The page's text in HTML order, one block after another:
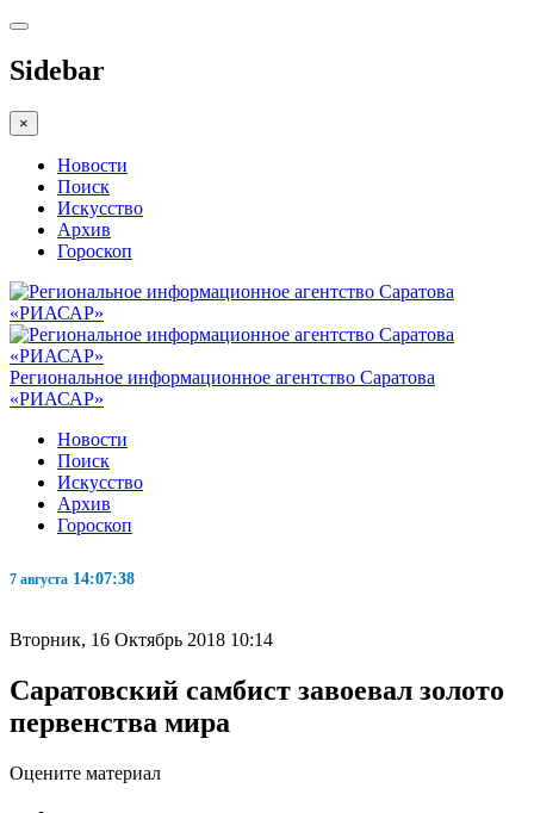
Sidebar
×
Новости
Поиск
Искусство
Архив
Гороскоп
Региональное информационное агентство Саратова
«РИАСАР»
Новости
Поиск
Искусство
Архив
Гороскоп
7 августа 14:07:38
Вторник, 16 Октябрь 2018 10:14
Саратовский самбист завоевал золото
первенства мира
Оцените материал